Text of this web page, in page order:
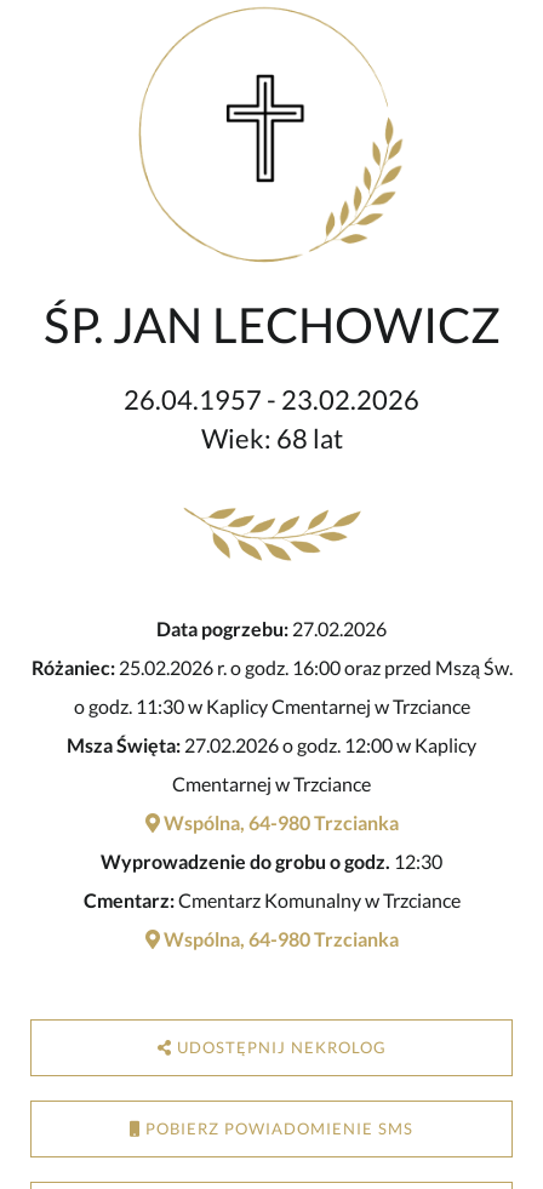
ŚP. JAN LECHOWICZ
26.04.1957 - 23.02.2026
Wiek: 68 lat
Data pogrzebu: 27.02.2026
Różaniec:25.02.2026 r. o godz. 16:00 oraz przed Mszą Św.
o godz. 11:30 w Kaplicy Cmentarnej w Trzciance
Msza Święta: 27.02.2026 o godz. 12:00 w Kaplicy
Cmentarnej w Trzciance
Wspólna, 64-980 Trzcianka
Wyprowadzenie do grobu o godz. 12:30
Cmentarz:Cmentarz Komunalny w Trzciance
Wspólna, 64-980 Trzcianka
UDOSTĘPNIJ NEKROLOG
POBIERZ POWIADOMIENIE SMS